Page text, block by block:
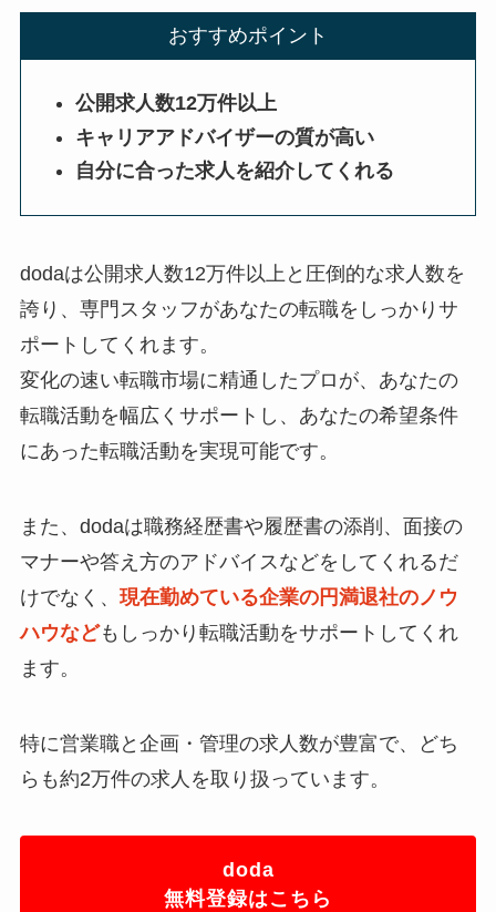
おすすめポイント
公開求人数12万件以上
キャリアアドバイザーの質が高い
自分に合った求人を紹介してくれる
dodaは公開求人数12万件以上と圧倒的な求人数を
誇り、専門スタッフがあなたの転職をしっかりサ
ポートしてくれます。
変化の速い転職市場に精通したプロが、あなたの
転職活動を幅広くサポートし、あなたの希望条件
にあった転職活動を実現可能です。
また、dodaは職務経歴書や履歴書の添削、面接の
マナーや答え方のアドバイスなどをしてくれるだ
けでなく、 現在勤めている企業の円満退社のノウ
ハウなどもしっかり転職活動をサポートしてくれ
ます。
特に営業職と企画・管理の求人数が豊富で、どち
らも約2万件の求人を取り扱っています。
doda
無料登録はこちら